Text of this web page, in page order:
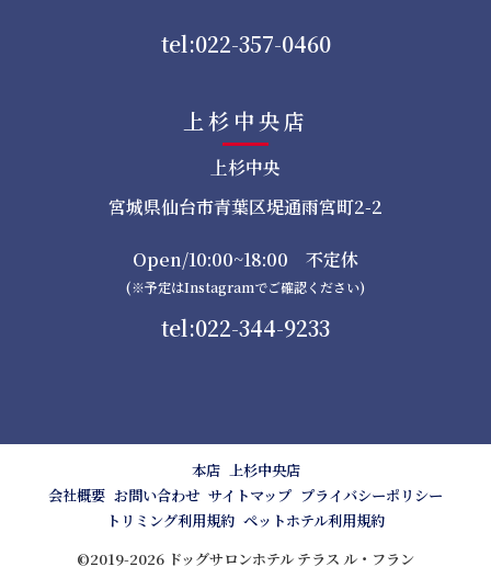
tel:022-357-0460
上杉中央店
上杉中央
宮城県仙台市青葉区堤通雨宮町2-2
Open/10:00~18:00 不定休
(※予定はInstagramでご確認ください)
tel:022-344-9233
本店 上杉中央店
会社概要 お問い合わせ サイトマップ プライバシーポリシー
トリミング利用規約 ペットホテル利用規約
©2019-2026 ドッグサロンホテル テラス ル・フラン